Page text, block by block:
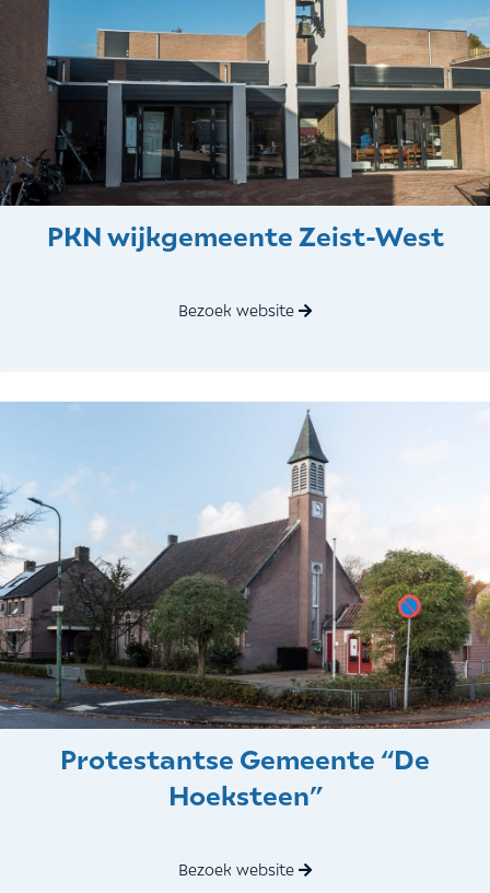
PKN wijkgemeente Zeist-West
Bezoek website
Protestantse Gemeente “De
Hoeksteen”
Bezoek website